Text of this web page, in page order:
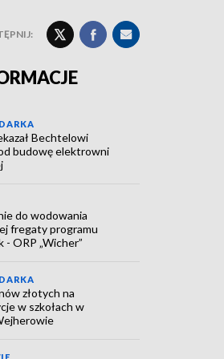
Bechtelowi
budowę elektrowni
do wodowania
fregaty programu
- ORP „Wicher”
złotych na
w szkołach w